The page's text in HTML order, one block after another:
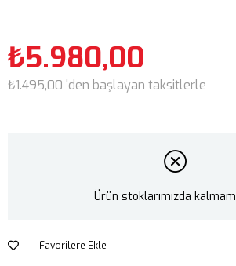
₺5.980,00
₺1.495,00 'den başlayan taksitlerle
Ürün stoklarımızda
Favorilere Ekle